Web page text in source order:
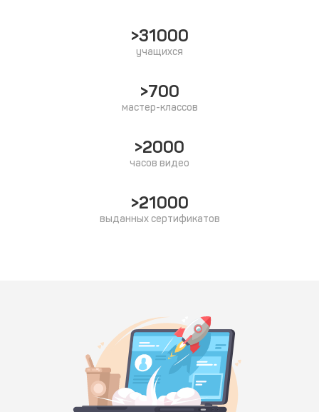
>31000
учащихся
>700
мастер-классов
>2000
часов видео
>21000
выданных сертификатов